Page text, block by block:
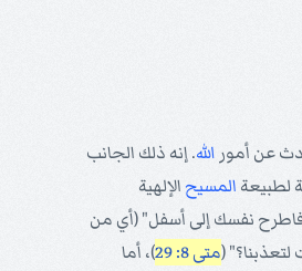
عن أمور الله. إنه ذلك الجانب
لطبيعة المسيح الإلهية
نفسك إلى أسفل" (أي من
لتعذبنا؟" (متى 8: 29
)، أما